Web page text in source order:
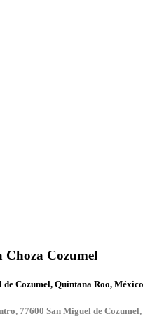
Choza Cozumel
Cozumel, Quintana Roo, México
77600 San Miguel de Cozumel,